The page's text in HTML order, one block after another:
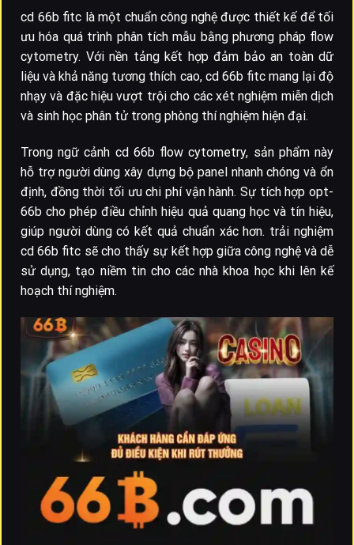
cd 66b fitc là một chuẩn công nghệ được thiết kế để tối
ưu hóa quá trình phân tích mẫu bằng phương pháp flow
cytometry. Với nền tảng kết hợp đảm bảo an toàn dữ
liệu và khả năng tương thích cao, cd 66b fitc mang lại độ
nhạy và đặc hiệu vượt trội cho các xét nghiệm miễn dịch
và sinh học phân tử trong phòng thí nghiệm hiện đại.
Trong ngữ cảnh cd 66b flow cytometry, sản phẩm này
hỗ trợ người dùng xây dựng bộ panel nhanh chóng và ổn
định, đồng thời tối ưu chi phí vận hành. Sự tích hợp opt-
66b cho phép điều chỉnh hiệu quả quang học và tín hiệu,
giúp người dùng có kết quả chuẩn xác hơn. trải nghiệm
cd 66b fitc sẽ cho thấy sự kết hợp giữa công nghệ và dễ
sử dụng, tạo niềm tin cho các nhà khoa học khi lên kế
hoạch thí nghiệm.